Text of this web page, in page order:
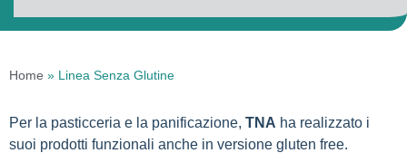
Home » Linea Senza Glutine
Per la pasticceria e la panificazione, TNA ha realizzato i
suoi prodotti funzionali anche in versione gluten free.